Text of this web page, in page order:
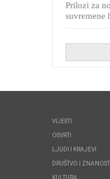
Prilozi za
suvremene
VIJESTI
OSVRTI
LJUDI I KRAJEVI
DRUŠTVO I ZNANOST
KULTURA